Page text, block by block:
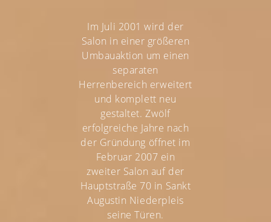
Im Juli 2001 wird der
Salon in einer größeren
Umbauaktion um einen
separaten
Herrenbereich erweitert
und komplett neu
gestaltet. Zwölf
erfolgreiche Jahre nach
der Gründung öffnet im
Februar 2007 ein
zweiter Salon auf der
Hauptstraße 70 in Sankt
Augustin Niederpleis
seine Türen.